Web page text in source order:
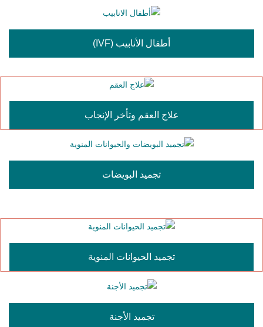
أطفال الأنابيب (IVF)
علاج العقم وتأخر الإنجاب
تجميد البويضات
تجميد الحيوانات المنوية
تجميد الأجنة